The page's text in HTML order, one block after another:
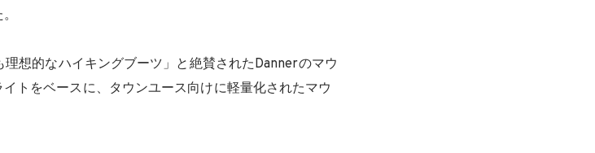
想的なハイキングブーツ」と絶賛されたDannerのマウ
トをベースに、タウンユース向けに軽量化されたマウ